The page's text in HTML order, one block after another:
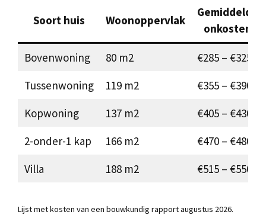
Soort huis Woonoppervlak
Gemiddelde
onkosten
Bovenwoning 80 m2
€285 – €325
Tussenwoning
119 m2
€355 – €390
Kopwoning
137 m2
€405 – €430
2-onder-1 kap
166 m2
€470 – €480
Villa
188 m2 €515 – €550
Lijst met kosten van een bouwkundig rapport augustus 2026.